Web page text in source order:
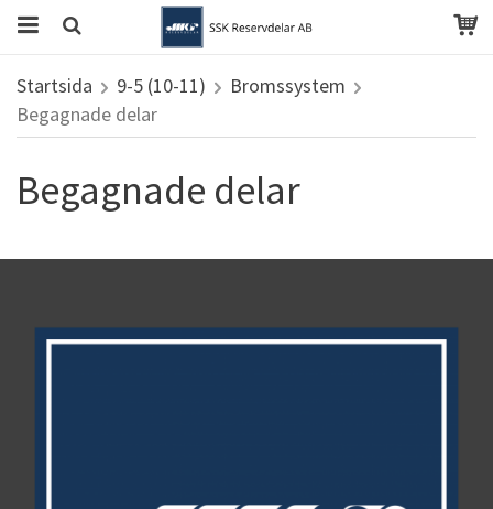
Startsida 9-5 (10-11)
Bromssystem
Begagnade delar
Begagnade delar